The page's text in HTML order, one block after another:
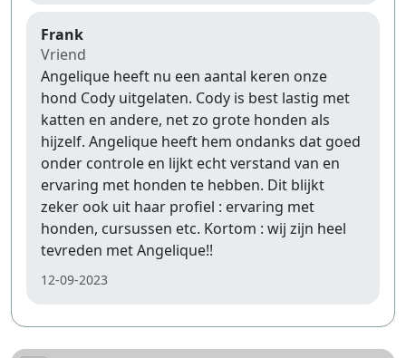
Frank
Vriend
Angelique heeft nu een aantal keren onze
hond Cody uitgelaten. Cody is best lastig met
katten en andere, net zo grote honden als
hijzelf. Angelique heeft hem ondanks dat goed
onder controle en lijkt echt verstand van en
ervaring met honden te hebben. Dit blijkt
zeker ook uit haar profiel : ervaring met
honden, cursussen etc. Kortom : wij zijn heel
tevreden met Angelique!!
12-09-2023